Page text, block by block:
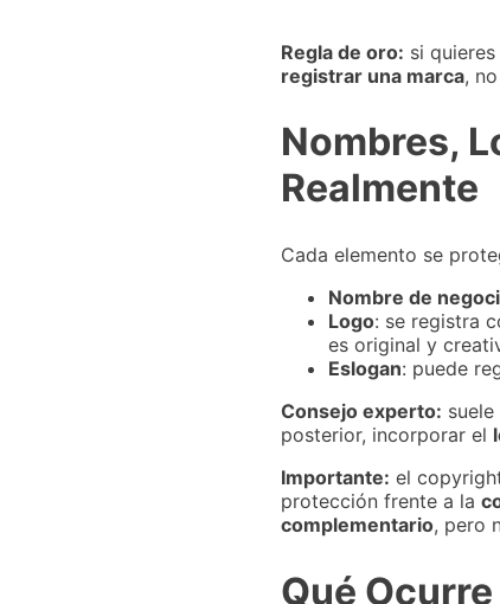
Regla de oro: si
registrar una marca,
Nombres,
Realmente
Cada elemento se
Nombre de
Logo: se registra
es original y
Eslogan: puede
Consejo experto:
posterior, incorporar el
Importante: el
protección frente a la
complementario, pero
Qué